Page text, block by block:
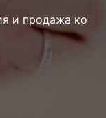
и продажа ко